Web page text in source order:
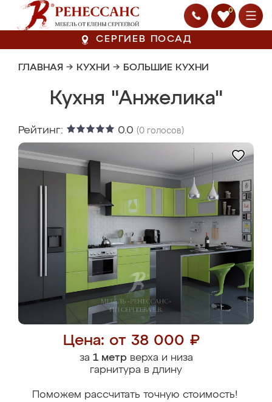
0
СЕРГИЕВ ПОСАД
ГЛАВНАЯ → КУХНИ → БОЛЬШИЕ КУХНИ
Кухня "Анжелика"
Рейтинг: 0.0 (0 голосов)
Цена: от 38 000 ₽
за 1 метрверха и низа
гарнитура в длину
Поможем рассчитать точную стоимость!